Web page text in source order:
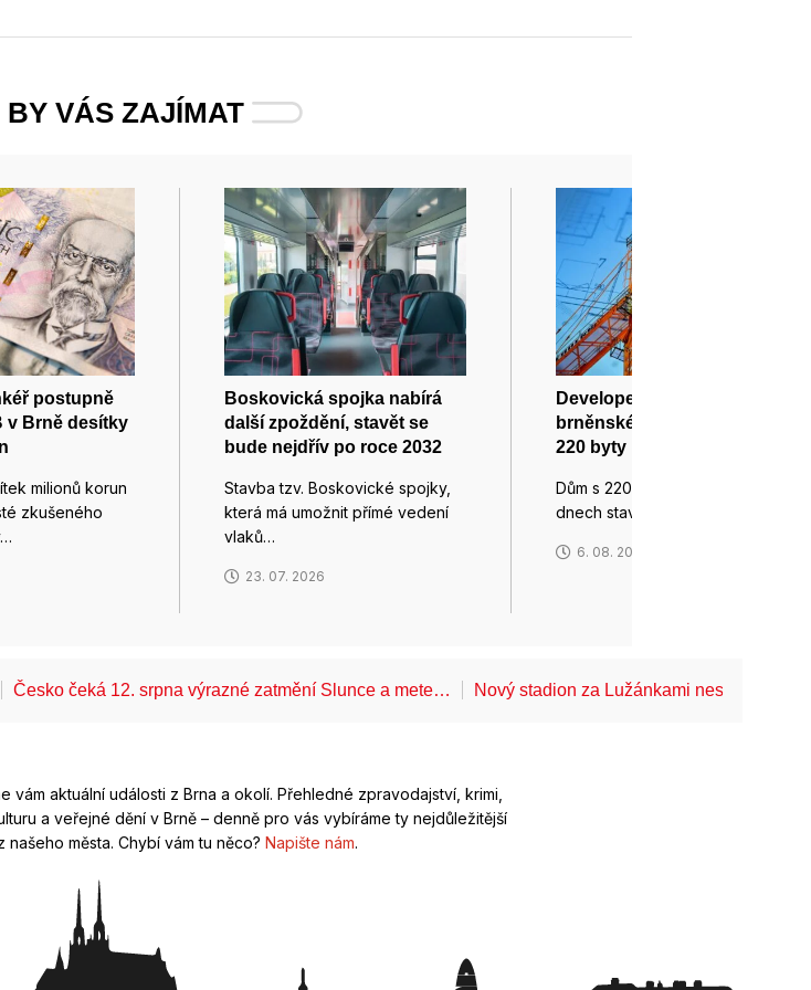
BY VÁS ZAJÍMAT
postupně
v Brně desítky
milionů korun
zkušeného
Boskovická spojka nabírá
další zpoždění, stavět se
bude nejdřív po roce 2032
Stavba tzv. Boskovické spojky,
která má umožnit přímé vedení
vlaků…
23. 07. 2026
Developer postaví v
brněnské části Lesná dům s
220 byty
Dům s 220 byty začala v těchto
dnech stavět v…
6. 08. 2026
Česko čeká 12. srpna výrazné zatmění Slunce a mete… Nový stadion za Lužánkami nesmí mít dle
vám aktuální události z Brna a okolí. Přehledné zpravodajství, krimi,
a veřejné dění v Brně – denně pro vás vybíráme ty nejdůležitější
našeho města. Chybí vám tu něco? Napište nám.